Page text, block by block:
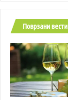
Поврзани вести